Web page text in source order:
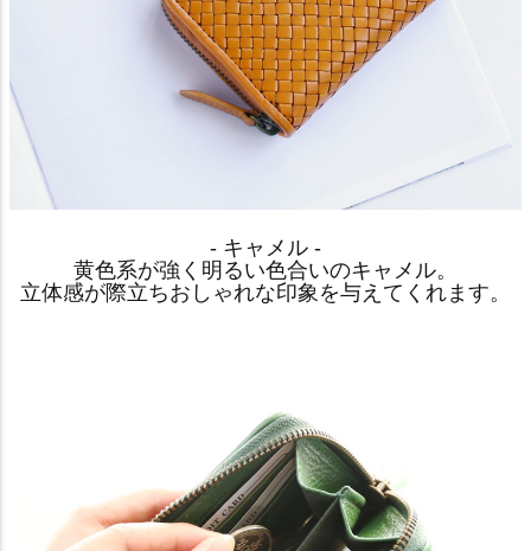
- キャメル -
黄色系が強く明るい色合いのキャメル。
立体感が際立ちおしゃれな印象を与えてくれます。